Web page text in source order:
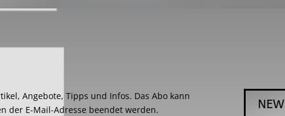
Angebote, Tipps und Infos. Das Abo kann
der E-Mail-Adresse beendet werden.